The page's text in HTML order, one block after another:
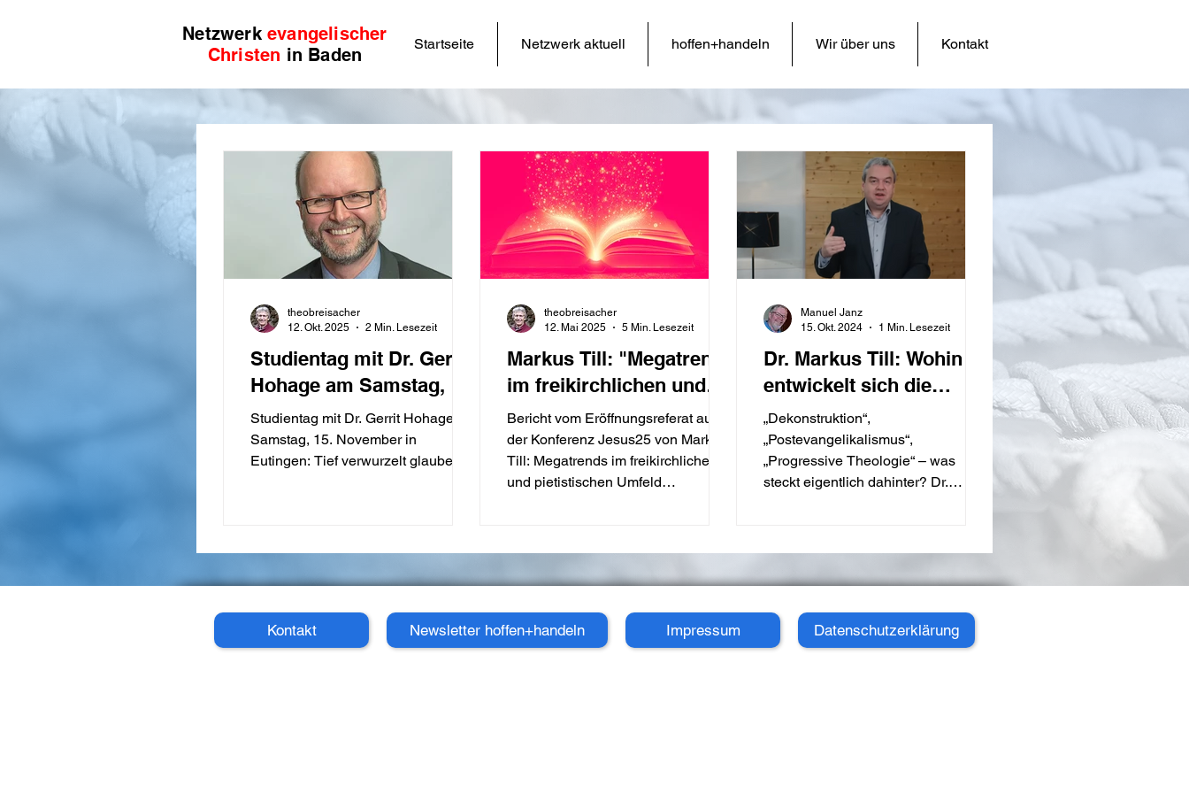
Netzwerkevangelischer
Christen in Baden
Startseite Netzwerk aktuell hoffen+handeln Wir über uns Kontakt
Studientag mit Dr. Gerrit
Hohage am Samstag, 15.
November 2025 in
Eutingen von 10 bis 15
Uhr
Studientag mit Dr. Gerrit Hohage am
Samstag, 15. November in
Eutingen: Tief verwurzelt glauben
theobreisacher
12. Okt. 2025
2 Min. Lesezeit
Markus Till: "Megatrends
im freikirchlichen und
pietistischen Umfeld
evangelikaler Prägung"
Bericht vom Eröffnungsreferat auf
der Konferenz Jesus25 von Markus
Till: Megatrends im freikirchlichen
und pietistischen Umfeld
theobreisacher
12. Mai 2025
5 Min. Lesezeit
Dr. Markus Till: Wohin
entwickelt sich die
evangelikale Bewegung?
„Dekonstruktion“,
„Postevangelikalismus“,
„Progressive Theologie“ – was
steckt eigentlich dahinter? Dr.
Manuel Janz
15. Okt. 2024
1 Min. Lesezeit
Kontakt Newsletter hoffen+handeln Impressum Datenschutzerklärung